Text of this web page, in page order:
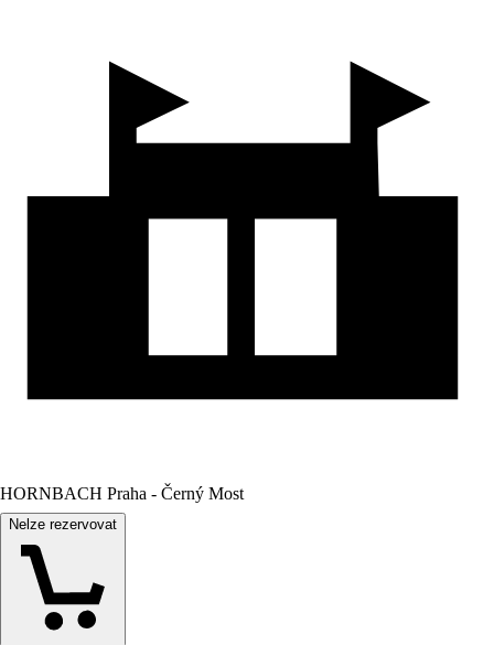
HORNBACH Praha - Černý Most
Nelze rezervovat